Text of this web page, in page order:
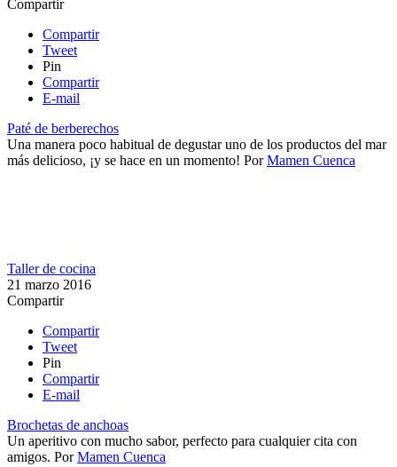
Compartir
Compartir
Tweet
Pin
Compartir
E-mail
Paté de berberechos
Una manera poco habitual de degustar uno de los productos del mar
más delicioso, ¡y se hace en un momento! PorMamen Cuenca
Taller de cocina
21 marzo 2016
Compartir
Compartir
Tweet
Pin
Compartir
E-mail
Brochetas de anchoas
Un aperitivo con mucho sabor, perfecto para cualquier cita con
amigos. PorMamen Cuenca